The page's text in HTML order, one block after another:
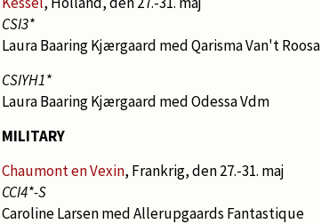
CSI3*
Laura Baaring Kjærgaard med Qarisma Van't
CSIYH1*
Laura Baaring Kjærgaard med Odessa Vdm
MILITARY
Chaumont en Vexin, Frankrig, den 27.-31. maj
CCI4*-S
Caroline Larsen med Allerupgaards Fantastique